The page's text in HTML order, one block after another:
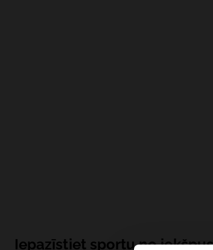
Iepazīstiet sportu no